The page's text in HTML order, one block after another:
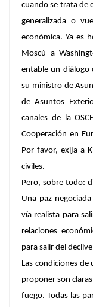
cuando se trata de
generalizada o
económica. Ya es
Moscú a
entable un diálogo
su ministro de
de Asuntos
canales de la
Cooperación en
Por favor, exija a
civiles.
Pero, sobre todo:
Una paz
vía realista para
relaciones
para salir del
Las condiciones
proponer son
fuego. Todas las